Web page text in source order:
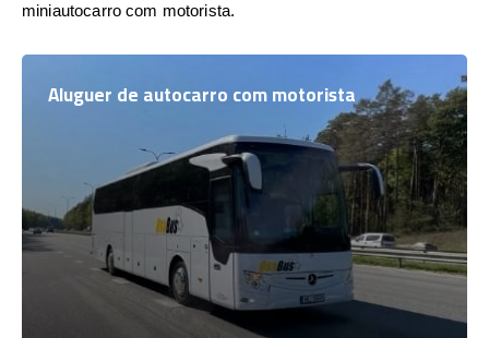
miniautocarro com motorista.
Aluguer de autocarro com motorista